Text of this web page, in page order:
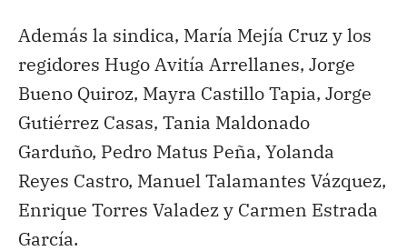
Además la sindica, María Mejía Cruz y los
regidores Hugo Avitía Arrellanes, Jorge
Bueno Quiroz, Mayra Castillo Tapia, Jorge
Gutiérrez Casas, Tania Maldonado
Garduño, Pedro Matus Peña, Yolanda
Reyes Castro, Manuel Talamantes Vázquez,
Enrique Torres Valadez y Carmen Estrada
García.